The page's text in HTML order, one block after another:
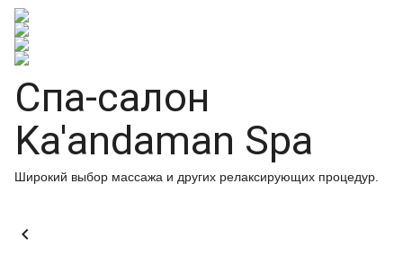
Спа-салон
Ka'andaman Spa
Широкий выбор массажа и других релаксирующих процедур.
